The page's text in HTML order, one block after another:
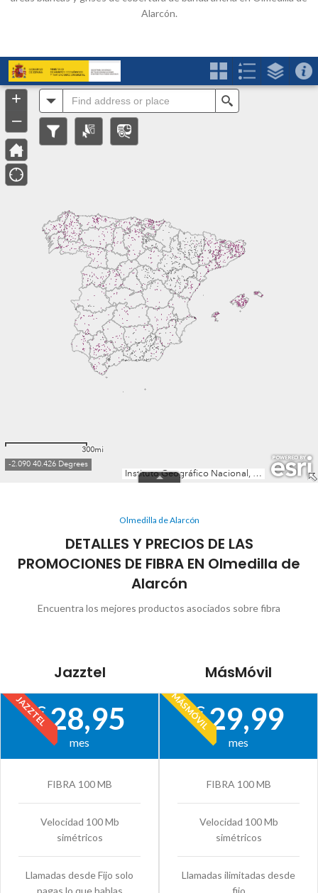
Alarcón.
Olmedilla de Alarcón
DETALLES Y PRECIOS DE LAS
PROMOCIONES DE FIBRA EN Olmedilla de
Alarcón
Encuentra los mejores productos asociados sobre fibra
Jazztel
JAZZTEL
€28,95
mes
FIBRA 100 MB
Velocidad 100 Mb
simétricos
Llamadas desde Fijo solo
MásMóvil
MÁSMÓVIL
€29,99
mes
FIBRA 100 MB
Velocidad 100 Mb
simétricos
Llamadas ilimitadas desde